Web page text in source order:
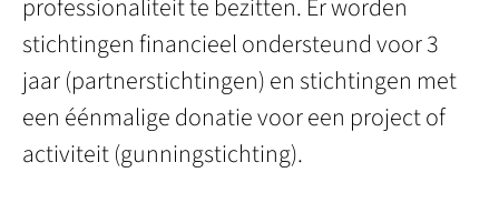
professionaliteit te bezitten. Er worden
stichtingen financieel ondersteund voor 3
jaar (partnerstichtingen) en stichtingen met
een éénmalige donatie voor een project of
activiteit (gunningstichting).